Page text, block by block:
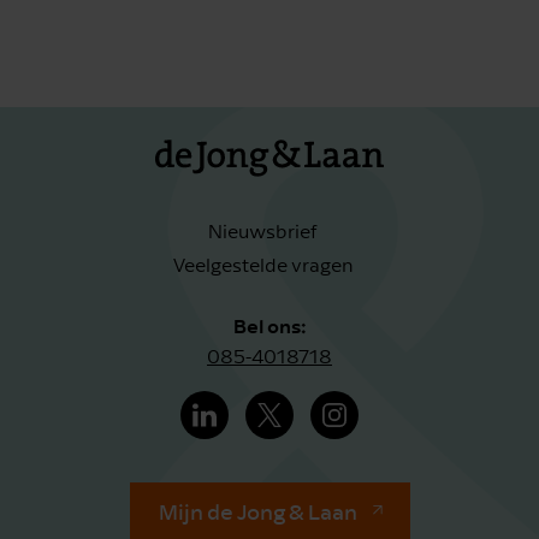
Nieuwsbrief
Veelgestelde vragen
Bel ons:
085-4018718
Mijn de Jong & Laan